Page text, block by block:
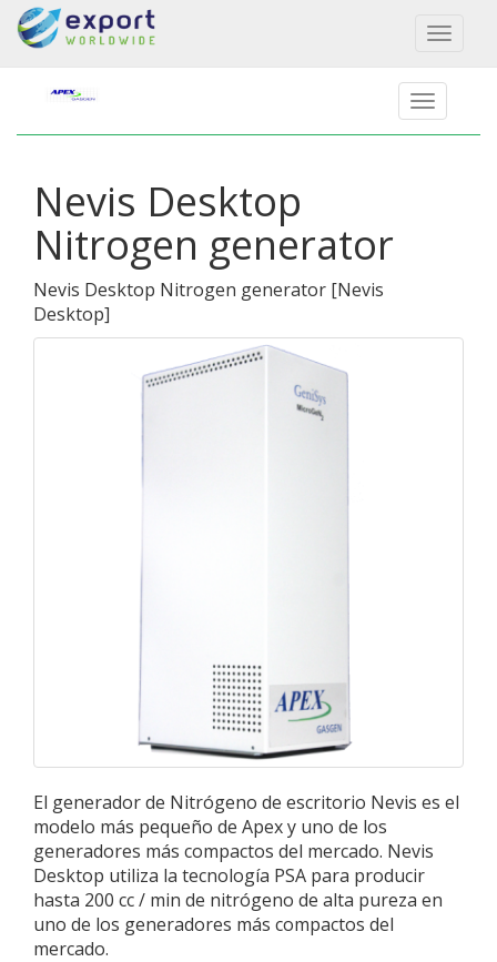
Toggle
Nevis Desktop
Nitrogen generator
Nevis Desktop Nitrogen generator [Nevis
Desktop]
El generador de Nitrógeno de escritorio Nevis es el
modelo más pequeño de Apex y uno de los
generadores más compactos del mercado. Nevis
Desktop utiliza la tecnología PSA para producir
hasta 200 cc / min de nitrógeno de alta pureza en
uno de los generadores más compactos del
mercado.